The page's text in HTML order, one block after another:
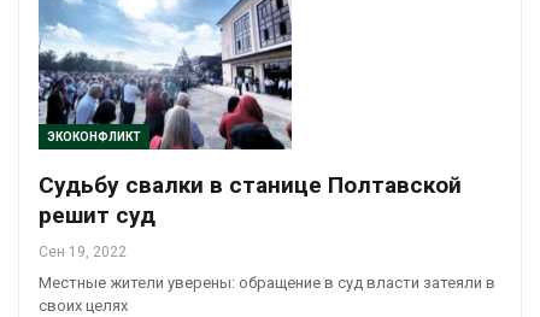
ЭКОКОНФЛИКТ
Судьбу свалки в станице Полтавской
решит суд
Сен 19, 2022
Местные жители уверены: обращение в суд власти затеяли в
своих целях